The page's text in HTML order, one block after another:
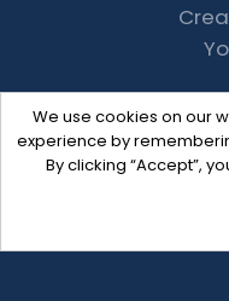
We use cookies on our
experience by
By clicking “Accept”,